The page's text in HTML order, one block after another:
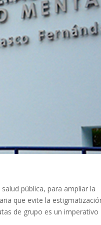
pública, para ampliar la
que evite la
de grupo es un imperativo